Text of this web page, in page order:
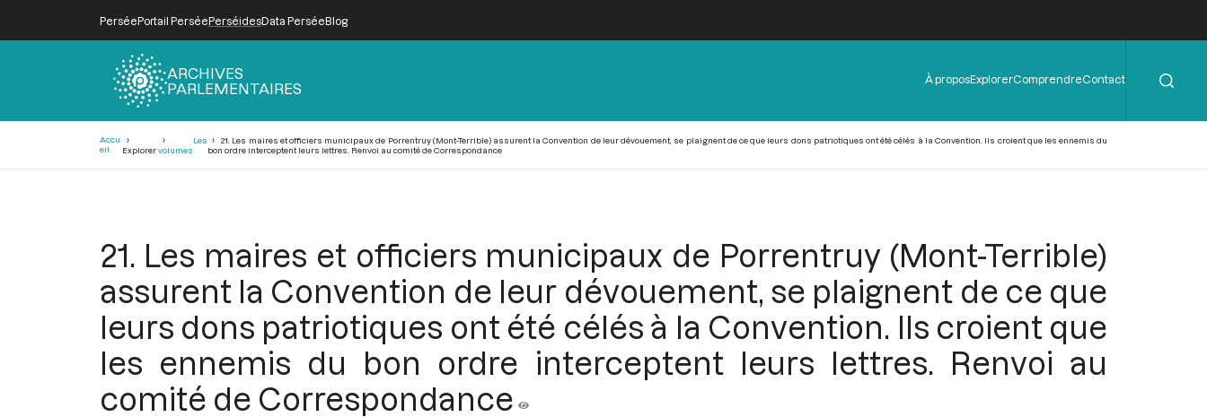
PerséePortail PerséePerséidesData PerséeBlog
ARCHIVES
PARLEMENTAIRES
Menu
de
À proposExplorerComprendreContact
Accu
eil
Explorer
Les
volumes
21. Les maires et officiers municipaux de Porrentruy (Mont-Terrible) assurent la Convention de leur dévouement, se plaignent de ce que leurs dons patriotiques ont été célés à la Convention. Ils croient que les ennemis du
bon ordre interceptent leurs lettres. Renvoi au comité de Correspondance
21. Les maires et officiers municipaux de Porrentruy (Mont-Terrible)
assurent la Convention de leur dévouement, se plaignent de ce que
leurs dons patriotiques ont été célés à la Convention. Ils croient que
les ennemis du bon ordre interceptent leurs lettres. Renvoi au
comité de Correspondance